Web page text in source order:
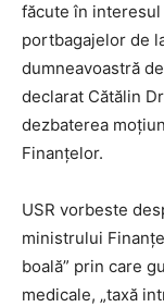
făcute în
portbagajelor de
dumneavoastră
declarat Cătălin
dezbaterea
Finanţelor.
USR vorbeste
ministrului
boală” prin care
medicale, „taxă